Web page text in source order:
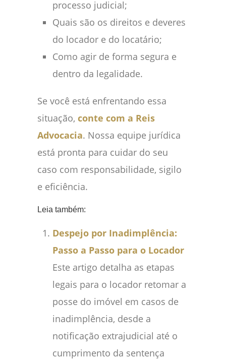
processo judicial;
Quais são os direitos e deveres
do locador e do locatário;
Como agir de forma segura e
dentro da legalidade.
Se você está enfrentando essa
situação, conte com a Reis
Advocacia. Nossa equipe jurídica
está pronta para cuidar do seu
caso com responsabilidade, sigilo
e eficiência.
Leia também:
Despejo por Inadimplência:
Passo a Passo para o Locador
Este artigo detalha as etapas
legais para o locador retomar a
posse do imóvel em casos de
inadimplência, desde a
notificação extrajudicial até o
cumprimento da sentença